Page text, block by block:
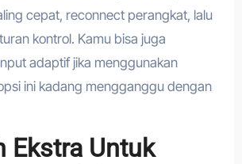
cepat, reconnect perangkat, lalu
kontrol. Kamu bisa juga
adaptif jika menggunakan
ini kadang mengganggu dengan
Ekstra Untuk